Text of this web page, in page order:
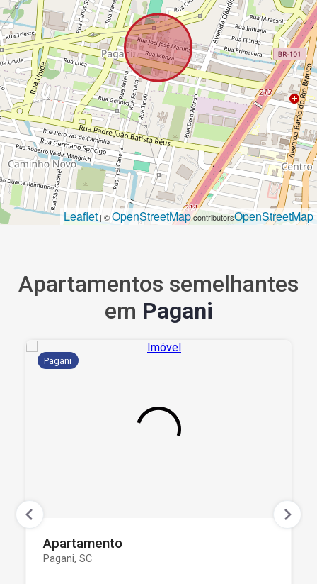
Leaflet | ©OpenStreetMapcontributorsOpenStreetMap
Apartamentos semelhantes
em Pagani
Pagani
Apartamento
Pagani, SC